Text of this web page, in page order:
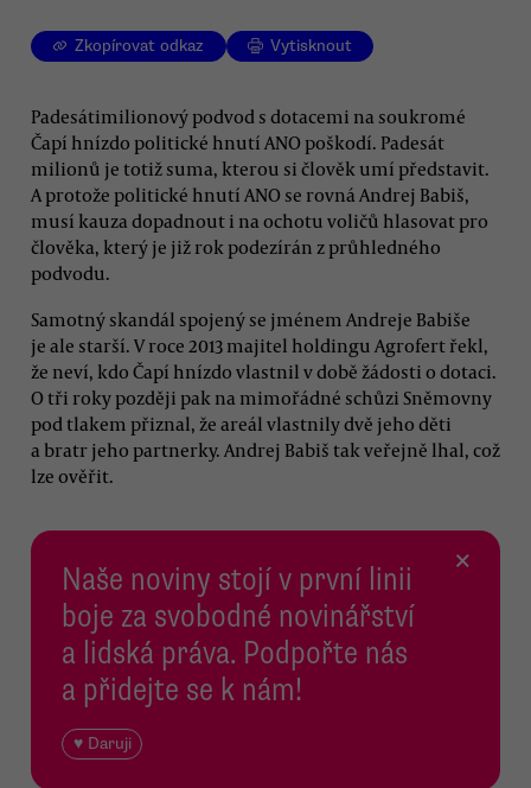
Zkopírovat odkaz Vytisknout
Padesátimilionový podvod s dotacemi na soukromé
Čapí hnízdo politické hnutí ANO poškodí. Padesát
milionů je totiž suma, kterou si člověk umí představit.
A protože politické hnutí ANO se rovná Andrej Babiš,
musí kauza dopadnout i na ochotu voličů hlasovat pro
člověka, který je již rok podezírán z průhledného
podvodu.
Samotný skandál spojený se jménem Andreje Babiše
je ale starší. V roce 2013 majitel holdingu Agrofert řekl,
že neví, kdo Čapí hnízdo vlastnil v době žádosti o dotaci.
O tři roky později pak na mimořádné schůzi Sněmovny
pod tlakem přiznal, že areál vlastnily dvě jeho děti
a bratr jeho partnerky. Andrej Babiš tak veřejně lhal, což
lze ověřit.
Naše noviny stojí v první linii
boje za svobodné novinářství
a lidská práva. Podpořte nás
a přidejte se k nám!
♥ Daruji
×